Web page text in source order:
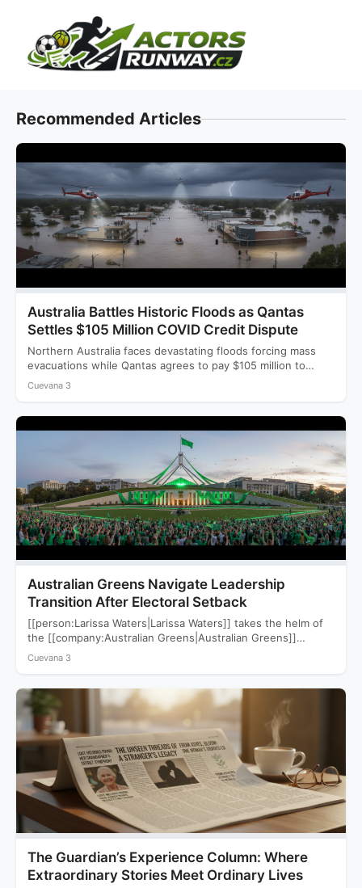
content
Recommended Articles
Australia Battles Historic Floods as Qantas
Settles $105 Million COVID Credit Dispute
Northern Australia faces devastating floods forcing mass
evacuations while Qantas agrees to pay $105 million to
settle a…
Cuevana 3
Australian Greens Navigate Leadership
Transition After Electoral Setback
[[person:Larissa Waters|Larissa Waters]] takes the helm of
the [[company:Australian Greens|Australian Greens]]
following a devastating 2025 election that saw…
Cuevana 3
The Guardian’s Experience Column: Where
Extraordinary Stories Meet Ordinary Lives